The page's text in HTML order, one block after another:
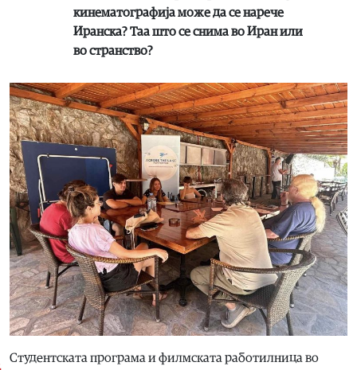
кинематографија може да се нарече
Иранска? Таа што се снима во Иран или
во странство?
Студентската програма и филмската работилница во